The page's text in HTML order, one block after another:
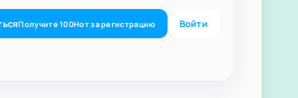
Получите100Нотза регистрацию Войти